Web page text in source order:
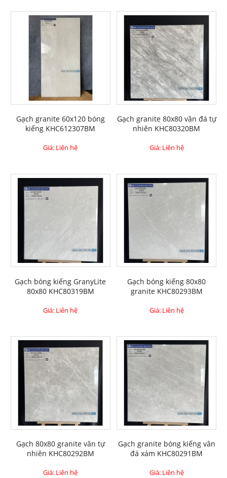
Gạch granite 60x120 bóng
kiếng KHC612307BM
Giá: Liên hệ
Gạch granite 80x80 vân đá tự
nhiên KHC80320BM
Giá: Liên hệ
Gạch bóng kiếng GranyLite
80x80 KHC80319BM
Giá: Liên hệ
Gạch bóng kiếng 80x80
granite KHC80293BM
Giá: Liên hệ
Gạch 80x80 granite vân tự
nhiên KHC80292BM
Giá: Liên hệ
Gạch granite bóng kiếng vân
đá xám KHC80291BM
Giá: Liên hệ